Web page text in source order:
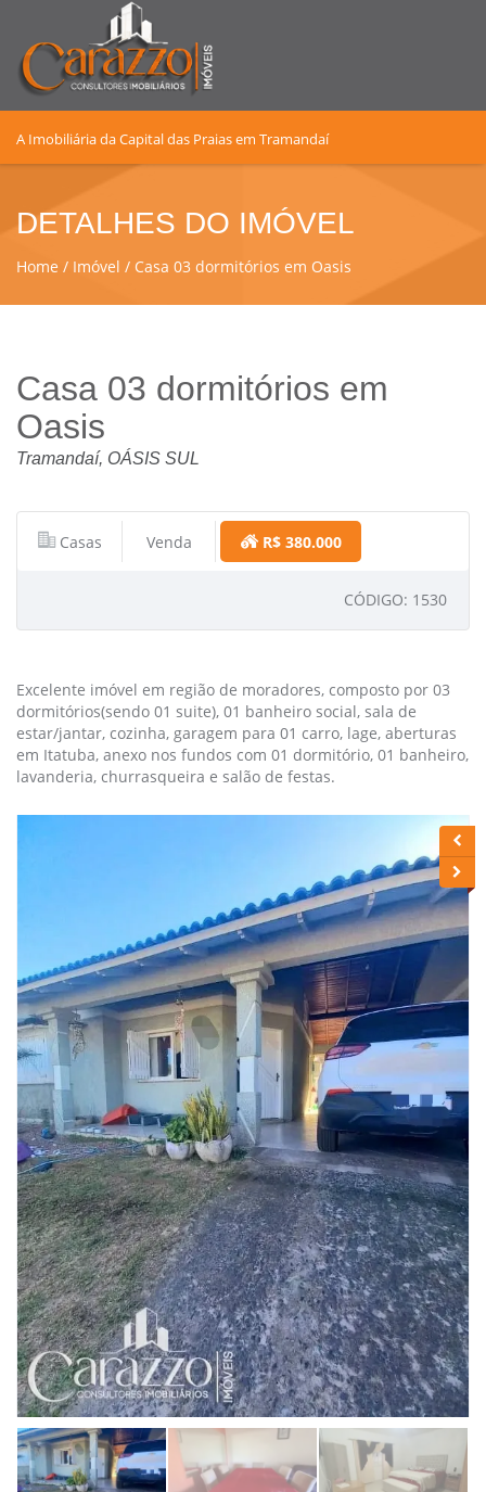
A Imobiliária da Capital das Praias em Tramandaí
DETALHES DO IMÓVEL
Home Imóvel Casa 03 dormitórios em Oasis
Casa 03 dormitórios em
Oasis
Tramandaí, OÁSIS SUL
Casas Venda R$ 380.000
CÓDIGO: 1530
Excelente imóvel em região de moradores, composto por 03
dormitórios(sendo 01 suite), 01 banheiro social, sala de
estar/jantar, cozinha, garagem para 01 carro, lage, aberturas
em Itatuba, anexo nos fundos com 01 dormitório, 01 banheiro,
lavanderia, churrasqueira e salão de festas.